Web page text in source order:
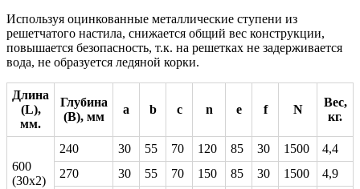
Используя оцинкованные металлические ступени из
решетчатого настила, снижается общий вес конструкции,
повышается безопасность, т.к. на решетках не задерживается
вода, не образуется ледяной корки.
Длина
(L),
мм.
Глубина
(В), мм
a b c n e f N
Вес,
кг.
600
(30х2)
240 30 55 70 120 85 30 1500
4,4
270
30 55 70 150 85 30 1500
4,9